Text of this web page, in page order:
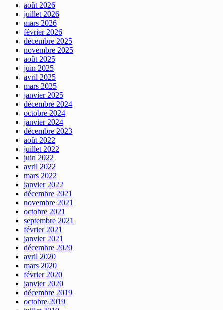
août 2026
juillet 2026
mars 2026
février 2026
décembre 2025
novembre 2025
août 2025
juin 2025
avril 2025
mars 2025
janvier 2025
décembre 2024
octobre 2024
janvier 2024
décembre 2023
août 2022
juillet 2022
juin 2022
avril 2022
mars 2022
janvier 2022
décembre 2021
novembre 2021
octobre 2021
septembre 2021
février 2021
janvier 2021
décembre 2020
avril 2020
mars 2020
février 2020
janvier 2020
décembre 2019
octobre 2019